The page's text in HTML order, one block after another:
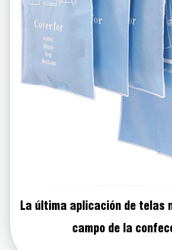
La última aplicación de telas
campo de la